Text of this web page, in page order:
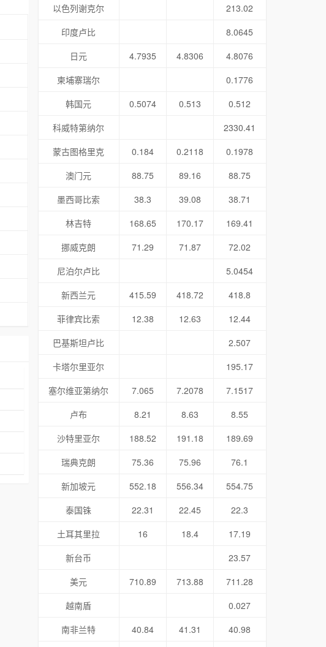
以色列谢克尔
213.02
印度卢比
8.0645
日元
4.7935 4.8306
4.8076
柬埔寨瑞尔
0.1776
韩国元
0.5074 0.513
0.512
科威特第纳尔
2330.41
蒙古图格里克
0.184 0.2118
0.1978
澳门元
88.75 89.16
88.75
墨西哥比索
38.3 39.08
38.71
林吉特
168.65 170.17
169.41
挪威克朗
71.29 71.87
72.02
尼泊尔卢比
5.0454
新西兰元
415.59 418.72
418.8
菲律宾比索
12.38 12.63
12.44
巴基斯坦卢比
2.507
卡塔尔里亚尔
195.17
塞尔维亚第纳尔
7.065 7.2078
7.1517
卢布
8.21 8.63
8.55
沙特里亚尔
188.52 191.18
189.69
瑞典克朗
75.36 75.96
76.1
新加坡元
552.18 556.34
554.75
泰国铢
22.31 22.45
22.3
土耳其里拉
16 18.4
17.19
新台币
23.57
美元
710.89 713.88
711.28
越南盾
0.027
南非兰特
40.84 41.31 40.98